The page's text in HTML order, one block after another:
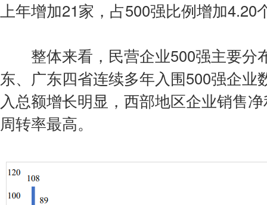
上年增加21家，占500强比例增加4.20
整体来看，民营企业500强主要分
东、广东四省连续多年入围500强企
入总额增长明显，西部地区企业销售
周转率最高。